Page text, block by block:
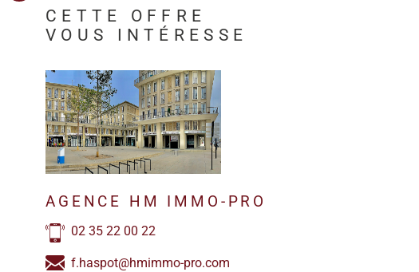
CETTE OFFRE
VOUS INTÉRESSE
AGENCE HM IMMO-PRO
02 35 22 00 22
f.haspot@hmimmo-pro.com